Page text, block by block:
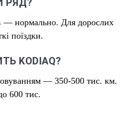
РЯД?
— нормально. Для дорослих
поїздки.
KODIAQ?
— 350-500 тис. км.
600 тис.